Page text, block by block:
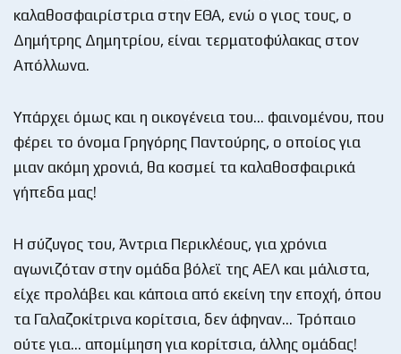
καλαθοσφαιρίστρια στην ΕΘΑ, ενώ ο γιος τους, ο
Δημήτρης Δημητρίου, είναι τερματοφύλακας στον
Απόλλωνα.
Υπάρχει όμως και η οικογένεια του… φαινομένου, που
φέρει το όνομα Γρηγόρης Παντούρης, ο οποίος για
μιαν ακόμη χρονιά, θα κοσμεί τα καλαθοσφαιρικά
γήπεδα μας!
Η σύζυγος του, Άντρια Περικλέους, για χρόνια
αγωνιζόταν στην ομάδα βόλεϊ της ΑΕΛ και μάλιστα,
είχε προλάβει και κάποια από εκείνη την εποχή, όπου
τα Γαλαζοκίτρινα κορίτσια, δεν άφηναν… Τρόπαιο
ούτε για… απομίμηση για κορίτσια, άλλης ομάδας!